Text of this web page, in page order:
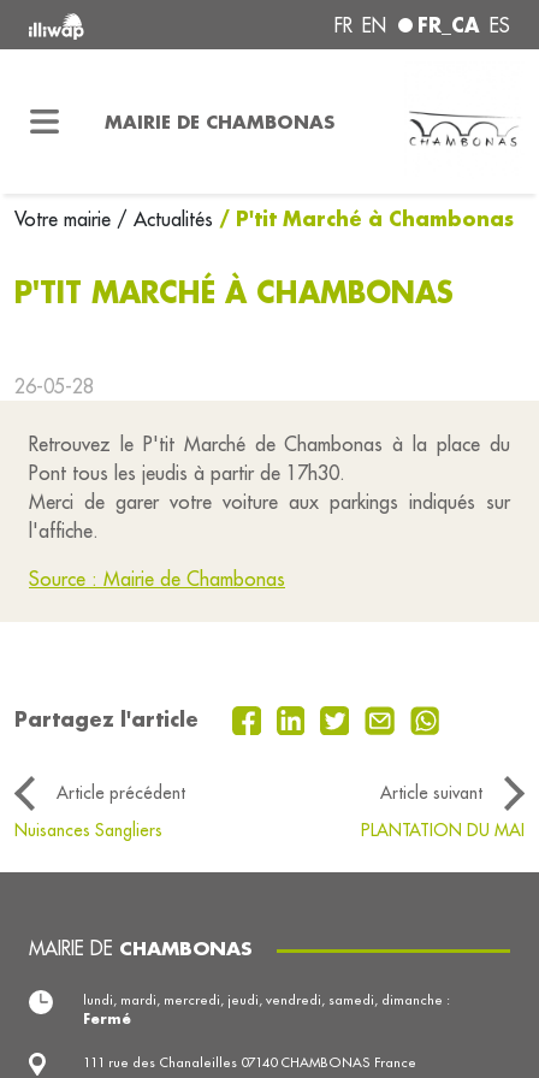
FR EN FR_CA ES
MAIRIE DE CHAMBONAS
Votre mairie / Actualités / P'tit Marché à Chambonas
P'TIT MARCHÉ À CHAMBONAS
26-05-28
Retrouvez le P'tit Marché de Chambonas à la place du
Pont tous les jeudis à partir de 17h30.
Merci de garer votre voiture aux parkings indiqués sur
l'affiche.
Source : Mairie de Chambonas
Partagez l'article
Article précédent
Article suivant
Nuisances Sangliers
PLANTATION DU MAI
MAIRIE DE CHAMBONAS
111 rue des Chanaleilles 07140 CHAMBONAS France
lundi, mardi, mercredi, jeudi, vendredi, samedi, dimanche :
Fermé